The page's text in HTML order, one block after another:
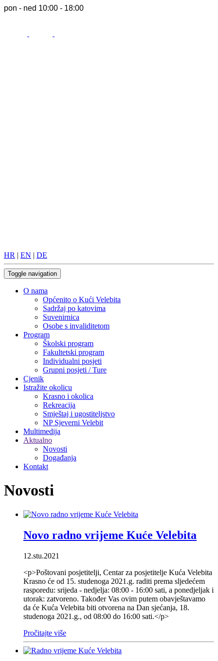
pon - ned 10:00 - 18:00
HR | EN | DE
Toggle navigation
O nama
Općenito o Kući Velebita
Sadržaj po katovima
Suvenirnica
Osobe s invaliditetom
Program
Školski program
Fakultetski program
Individualni posjeti
Grupni posjeti / Ture
Cjenik
Istražite okolicu
Krasno i okolica
Rekreacija
Smještaj i ugostiteljstvo
NP Sjeverni Velebit
Multimedija
Aktualno
Novosti
Događanja
Kontakt
Novosti
Novo radno vrijeme Kuće Velebita
12.stu.2021
<p>Poštovani posjetitelji, Centar za posjetitelje Kuća Velebita
Krasno će od 15. studenoga 2021.g. raditi prema sljedećem
rasporedu: srijeda - nedjelja: 08:00 - 16:00 sati, a ponedjeljak i
utorak: zatvoreno. Također Vas ovim putem obavještavamo
da će Kuća Velebita biti otvorena na Dan sjećanja, 18.
studenoga 2021.g., od 08:00 do 16:00 sati.</p>
Pročitajte više